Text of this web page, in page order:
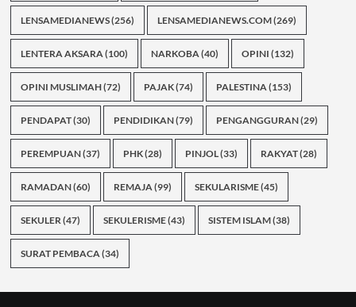
LENSAMEDIANEWS(256) LENSAMEDIANEWS.COM(269)
LENTERA AKSARA(100) NARKOBA(40) OPINI (132)
OPINI MUSLIMAH(72) PAJAK(74) PALESTINA(153)
PENDAPAT(30) PENDIDIKAN(79) PENGANGGURAN(29)
PEREMPUAN(37) PHK(28) PINJOL(33) RAKYAT(28)
RAMADAN(60) REMAJA(99) SEKULARISME(45)
SEKULER(47) SEKULERISME(43) SISTEM ISLAM(38)
SURAT PEMBACA(34)